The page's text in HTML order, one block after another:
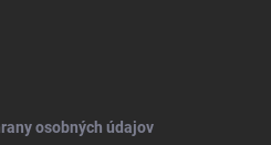
osobných údajov